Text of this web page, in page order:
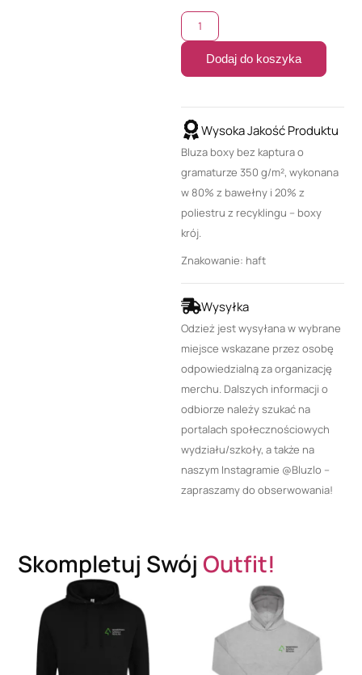
Dodaj do koszyka
Wysoka Jakość Produktu
Bluza boxy bez kaptura o
gramaturze 350 g/m², wykonana
w 80% z bawełny i 20% z
poliestru z recyklingu – boxy
krój.
Znakowanie: haft
Wysyłka
Odzież jest wysyłana w wybrane
miejsce wskazane przez osobę
odpowiedzialną za organizację
merchu. Dalszych informacji o
odbiorze należy szukać na
portalach społecznościowych
wydziału/szkoły, a także na
naszym Instagramie @Bluzlo –
zapraszamy do obserwowania!
Skompletuj SwójOutfit!